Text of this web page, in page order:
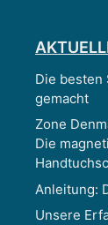
Die besten
gemacht
Zone
Die
Anleitung:
Unsere